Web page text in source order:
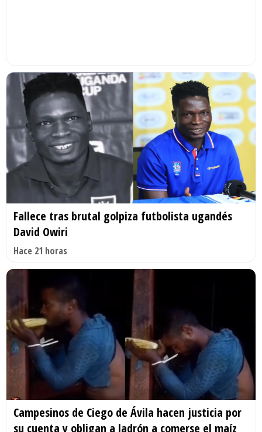
Fallece tras brutal golpiza futbolista ugandés
David Owiri
Hace 21 horas
Campesinos de Ciego de Ávila hacen justicia por
su cuenta y obligan a ladrón a comerse el maíz